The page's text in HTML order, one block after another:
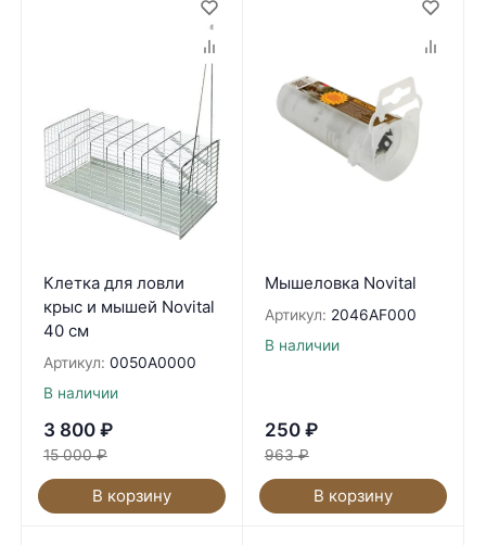
Клетка для ловли
крыс и мышей Novital
40 см
Артикул: 0050A0000
В наличии
3 800 ₽
15 000 ₽
В корзину
Мышеловка Novital
Артикул: 2046AF000
В наличии
250 ₽
963 ₽
В корзину